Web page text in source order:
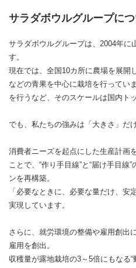
サラダボウルグループに
サラダボウルグループは、2004年に
す。
現在では、全国10カ所に農場を展開
などの青果を中心に栽培を行ってい
を行うなど、そのスケールは国内ト
でも、私たちの強みは「大きさ」だ
消費者ニーズを起点にした生産計画
ことで、“作り手目線”と“届け手目線
ンを再構築。
「必要なときに、必要な量だけ、
実現しています。
さらに、就労環境の整備や雇用創出
雇用を創出。
収穫量が露地栽培の3～5倍にもなる